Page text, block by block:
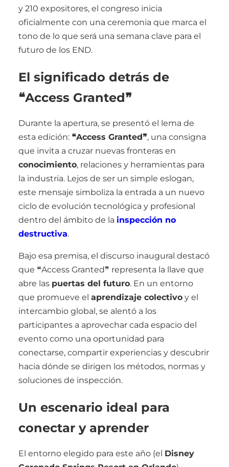
y 210 expositores, el congreso inicia
oficialmente con una ceremonia que marca el
tono de lo que será una semana clave para el
futuro de los END.
El significado detrás de
❝Access Granted❞
Durante la apertura, se presentó el lema de
esta edición: ❝Access Granted❞, una consigna
que invita a cruzar nuevas fronteras en
conocimiento, relaciones y herramientas para
la industria. Lejos de ser un simple eslogan,
este mensaje simboliza la entrada a un nuevo
ciclo de evolución tecnológica y profesional
dentro del ámbito de la inspección no
destructiva.
Bajo esa premisa, el discurso inaugural destacó
que ❝Access Granted❞ representa la llave que
abre las puertas del futuro. En un entorno
que promueve el aprendizaje colectivo y el
intercambio global, se alentó a los
participantes a aprovechar cada espacio del
evento como una oportunidad para
conectarse, compartir experiencias y descubrir
hacia dónde se dirigen los métodos, normas y
soluciones de inspección.
Un escenario ideal para
conectar y aprender
El entorno elegido para este año (el Disney